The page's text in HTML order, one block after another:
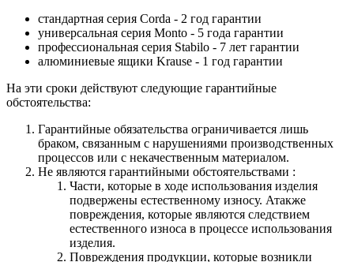
стандартная серия Corda - 2 год гарантии
универсальная серия Monto - 5 года гарантии
профессиональная серия Stabilo - 7 лет гарантии
алюминиевые ящики Krause - 1 год гарантии
На эти сроки действуют следующие гарантийные
обстоятельства:
Гарантийные обязательства ограничивается лишь
браком, связанным с нарушениями производственных
процессов или с некачественным материалом.
Не являются гарантийными обстоятельствами :
Части, которые в ходе использования изделия
подвержены естественному износу. Атакже
повреждения, которые являются следствием
естественного износа в процессе использования
изделия.
Повреждения продукции, которые возникли